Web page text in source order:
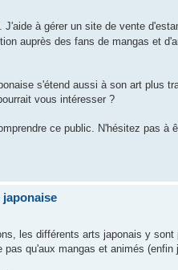
à gérer un site de vente
auprès des fans de mangas et
s'étend aussi à son art plus
vous intéresser ?
ce public. N'hésitez pas à
japonaise
les différents arts japonais y sont
qu'aux mangas et animés (enfin